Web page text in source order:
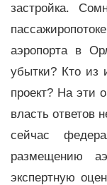
застройка.
аэропорта в
убытки? Кто из
проект? На эти
власть ответов
сейчас
размещению
экспертную